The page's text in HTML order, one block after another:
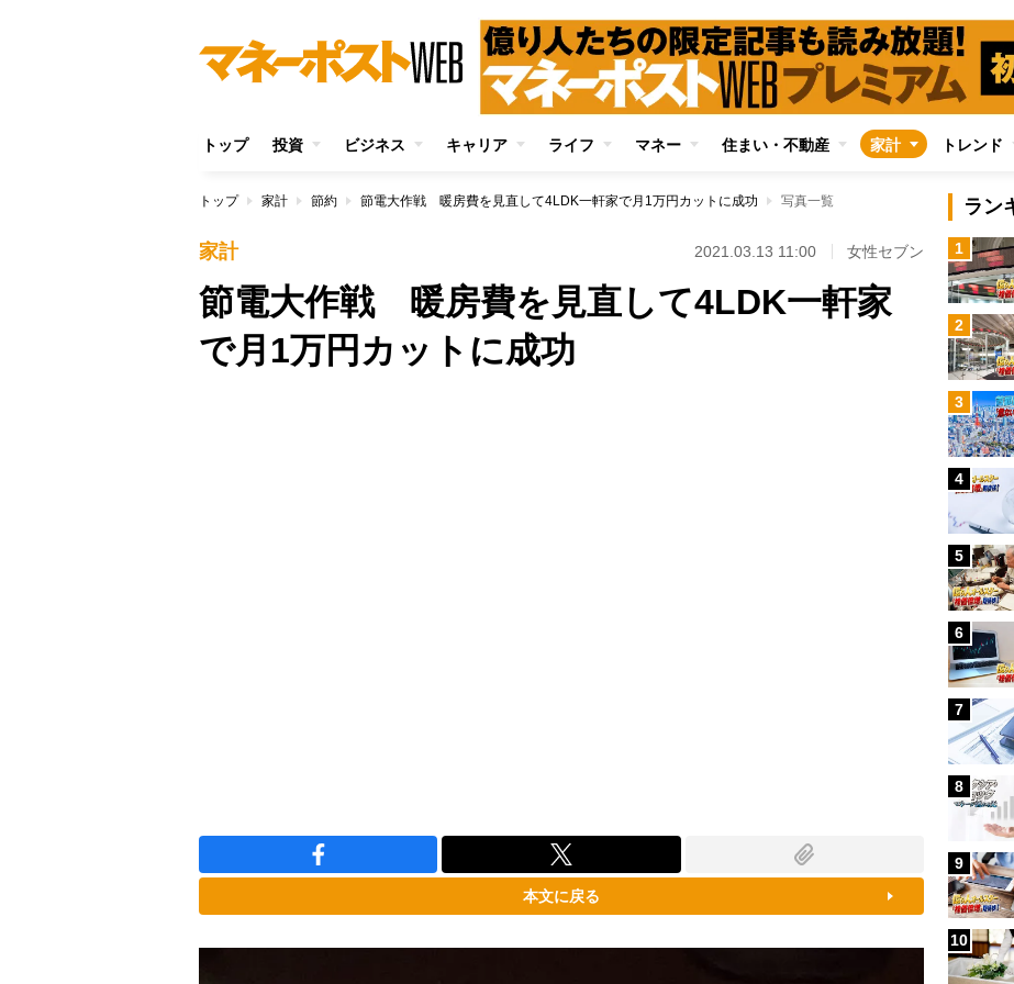
トップ 投資 ビジネス キャリア ライフ マネー 住まい・不動産 家計 トレンド
トップ 家計 節約 節電大作戦 暖房費を見直して4LDK一軒家で月1万円カットに成功 写真一覧
家計 2021.03.13 11:00 女性セブン
節電大作戦 暖房費を見直して4LDK一軒家
で月1万円カットに成功
本文に戻る
ラン
1
2
3
4
5
6
7
8
9
10